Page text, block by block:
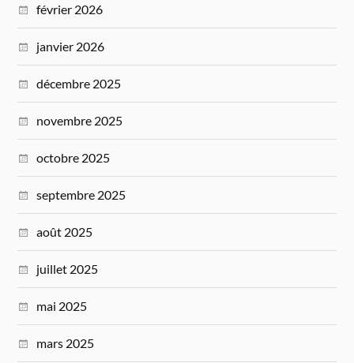
février 2026
janvier 2026
décembre 2025
novembre 2025
octobre 2025
septembre 2025
août 2025
juillet 2025
mai 2025
mars 2025